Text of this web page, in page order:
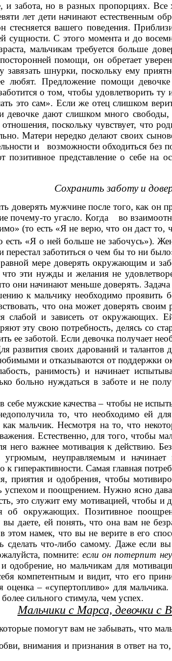
забота, но в разных пропорциях. Все
лет дети начинают естественным
вашего поведения.
сущности. С этого момента и до
мальчикам требуется больше
помощи, он обретает
шнурки, поскольку ему
любят. Предложение помощи
о том, чтобы удовлетворить ту
это сам». Если же отец слишком
девочке дают слишком много
поскольку чувствует, что
Матери нередко делают своих
и возможности обходиться без
позитивное представление о себе
Сохранить заботу и
доверять мужчине после того, как он
почему-то угасло. Когда во
(то есть «Я не верю, что он даст то,
есть «Я о ней больше не забочусь»).
перестал заботиться о чем бы то ни
мере доверять окружающим и
что эти нужды и желания не
они начинают меньше доверять.
к мальчику необходимо
что она может доверять своим
слабой и зависеть от окружающих. Ей
эту свою потребность, делясь со
ее заботой. Если девочка получает
развития своих дарований и талантов
и отказываются от поддержки
ранимость) и начинает
больно нуждаться в заботе и не
мужские качества – чтобы не
то, что необходимо ей
как мальчик. Несмотря на то, что
Естественно, для того, чтобы
него важнее мотивация к действию.
угрюмым, неуправляемым и
гиперактивности. Самая главная
и одобрения, чтобы
и поощрением. Нужно ясно
это служит ему мотивацией, чтобы
об окружающих. Позитивное
даете, ей понять, что она вам не
намек, что вы не верите в его
сделать что-либо самому. Даже если
помните: если он потерпит
одобрение, но мальчикам для
компетентным и видит, что его
оценка – «супертопливо» для
сильного стимула, чем успех.
Мальчики с Марса, девочки с
помогут вам не забывать, что
внимания и признания в ответ на